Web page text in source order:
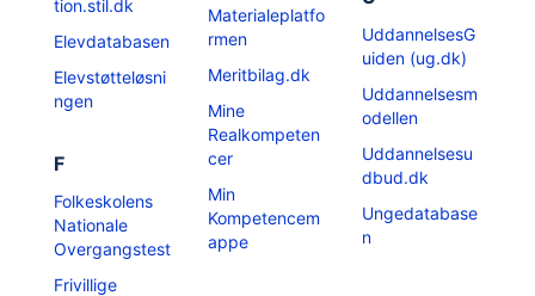
tion.stil.dk
Elevdatabasen
Elevstøtteløsni
ngen
F
Folkeskolens
Nationale
Overgangstest
Frivillige
Materialeplatfo
rmen
Meritbilag.dk
Mine
Realkompeten
cer
Min
Kompetencem
appe
UddannelsesG
uiden (ug.dk)
Uddannelsesm
odellen
Uddannelsesu
dbud.dk
Ungedatabase
n